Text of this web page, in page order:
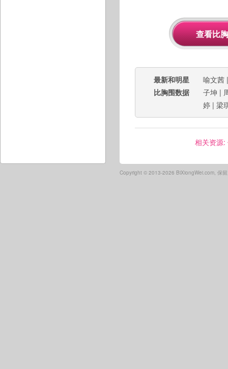
最新和明星
比胸围数据
喻文茜
子坤 |
婷 | 梁
相关资源:
Copyright © 2013-2026 BiXiongWei.com, 保